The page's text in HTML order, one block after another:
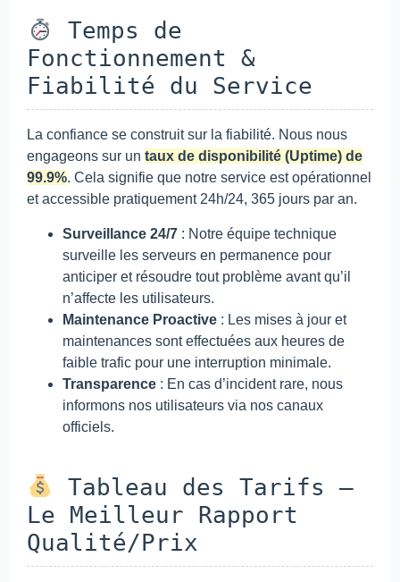
Temps de
Fonctionnement &
Fiabilité du Service
La confiance se construit sur la fiabilité. Nous nous
engageons sur un taux de disponibilité (Uptime) de
99.9%. Cela signifie que notre service est opérationnel
et accessible pratiquement 24h/24, 365 jours par an.
Surveillance 24/7 : Notre équipe technique
surveille les serveurs en permanence pour
anticiper et résoudre tout problème avant qu’il
n’affecte les utilisateurs.
Maintenance Proactive : Les mises à jour et
maintenances sont effectuées aux heures de
faible trafic pour une interruption minimale.
Transparence : En cas d’incident rare, nous
informons nos utilisateurs via nos canaux
officiels.
Tableau des Tarifs –
Le Meilleur Rapport
Qualité/Prix